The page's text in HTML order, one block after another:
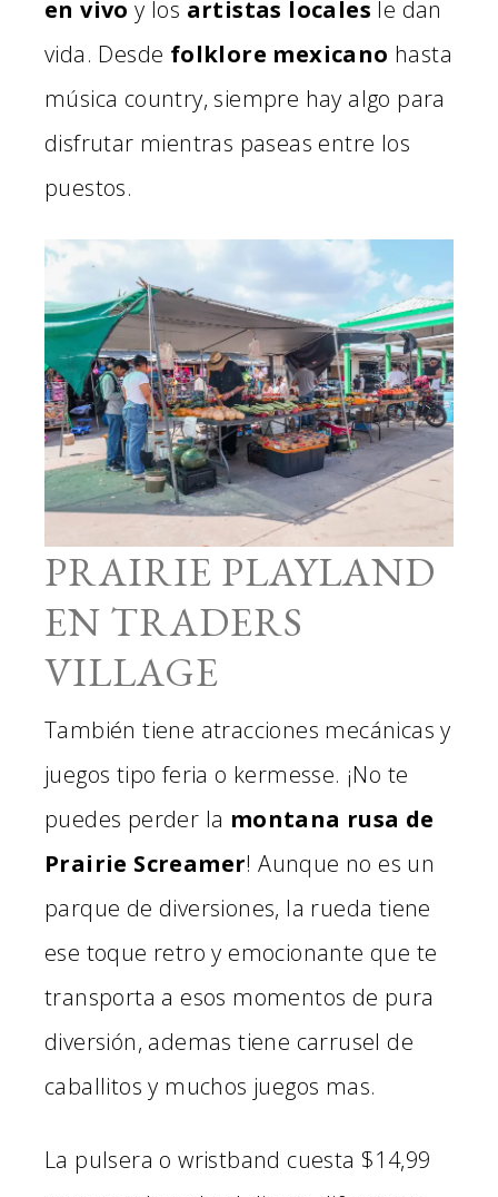
en vivo y los artistas locales le dan
vida. Desde folklore mexicano hasta
música country, siempre hay algo para
disfrutar mientras paseas entre los
puestos.
PRAIRIE PLAYLAND
EN TRADERS
VILLAGE
También tiene atracciones mecánicas y
juegos tipo feria o kermesse. ¡No te
puedes perder la montana rusa de
Prairie Screamer! Aunque no es un
parque de diversiones, la rueda tiene
ese toque retro y emocionante que te
transporta a esos momentos de pura
diversión, ademas tiene carrusel de
caballitos y muchos juegos mas.
La pulsera o wristband cuesta $14,99